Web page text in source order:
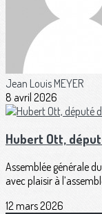
Jean Louis MEYER
8 avril 2026
Hubert Ott,
Assemblée générale
avec plaisir à
12 mars 2026